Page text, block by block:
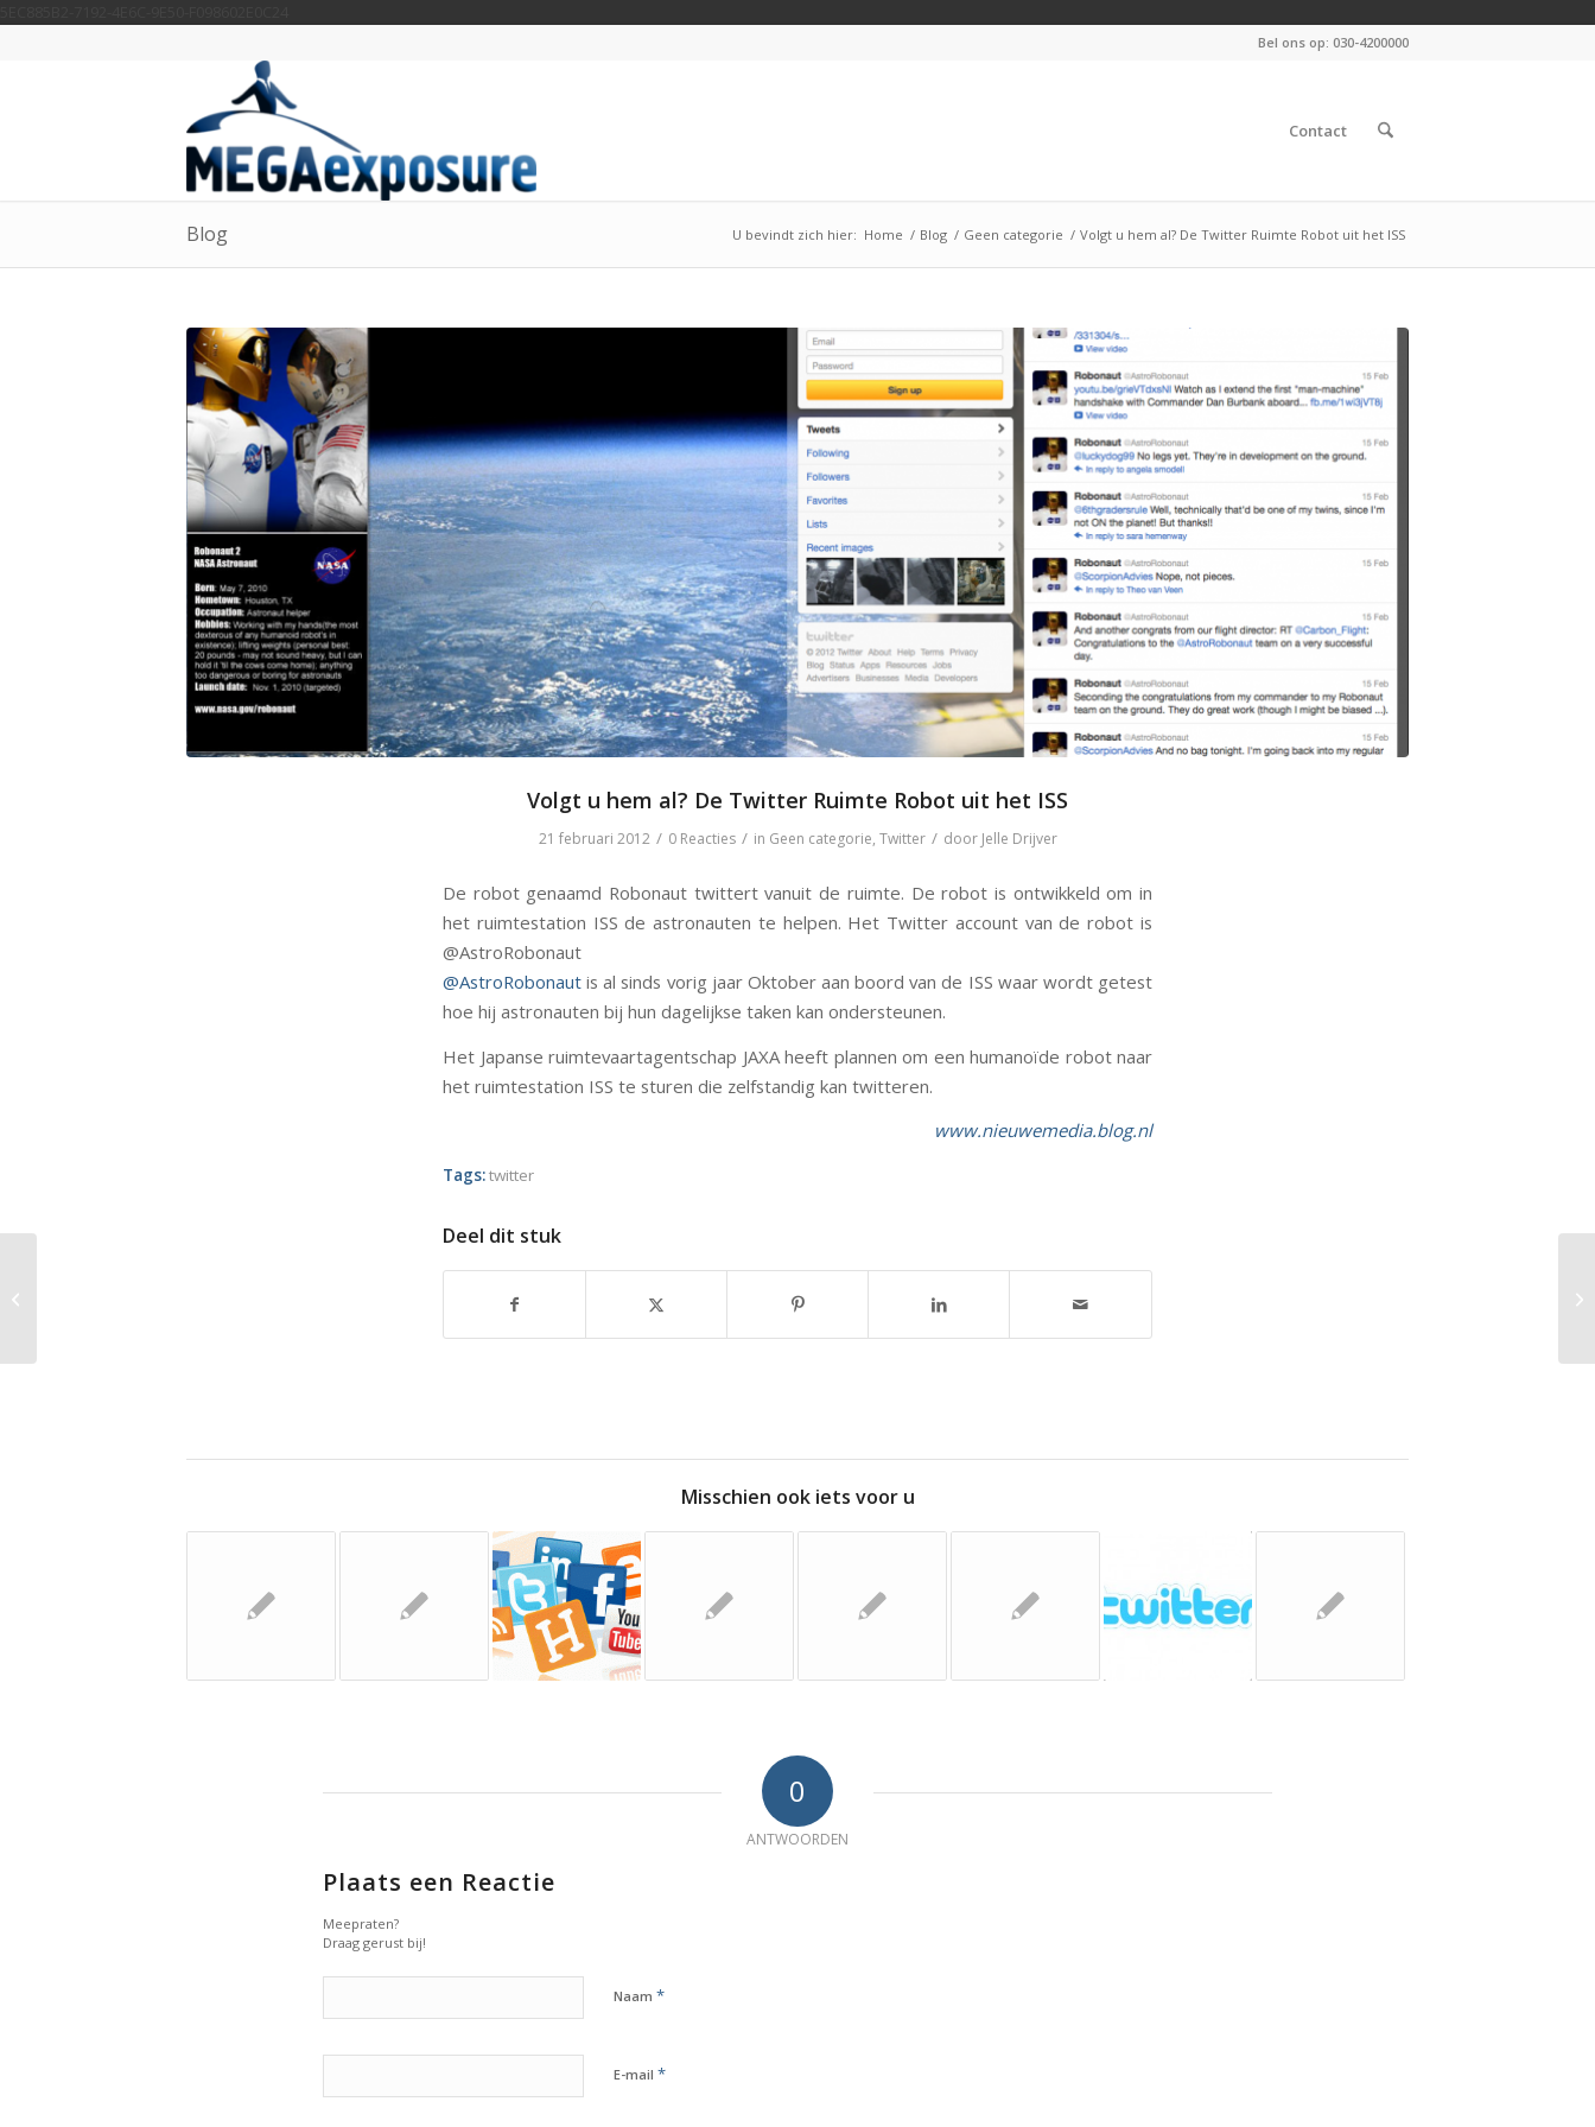
Bel ons op: 030-4200000
Contact
Blog U bevindt zich hier: Home / Blog / Geen categorie / Volgt u hem al? De Twitter Ruimte Robot uit het ISS
Volgt u hem al? De Twitter Ruimte Robot uit het ISS
21 februari 2012 / 0 Reacties / in Geen categorie, Twitter / door Jelle Drijver
De robot genaamd Robonaut twittert vanuit de ruimte. De robot is ontwikkeld om in
het ruimtestation ISS de astronauten te helpen. Het Twitter account van de robot is
@AstroRobonaut
@AstroRobonaut is al sinds vorig jaar Oktober aan boord van de ISS waar wordt getest
hoe hij astronauten bij hun dagelijkse taken kan ondersteunen.
Het Japanse ruimtevaartagentschap JAXA heeft plannen om een humanoïde robot naar
het ruimtestation ISS te sturen die zelfstandig kan twitteren.
www.nieuwemedia.blog.nl
Tags:twitter
Deel dit stuk
Misschien ook iets voor u
0
ANTWOORDEN
Plaats een Reactie
Meepraten?
Draag gerust bij!
Naam *
E-mail *